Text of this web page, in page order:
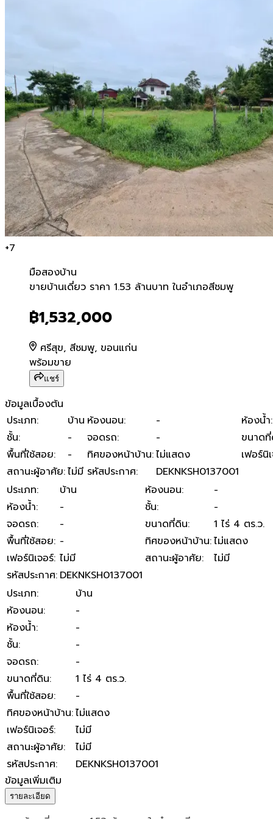
+7
มือสองบ้าน
ขายบ้านเดี่ยว ราคา 1.53 ล้า
ขายบ้านเดี่ยว ราคา 1.53 ล้านบาท ในอำเภอสีชมพู
฿1,532,000
ศรีสุข, สีชมพู, ขอนแก่น
พร้อมขาย
แชร์
ข้อมูลเบื้องต้น
ประเภท: บ้าน ห้องนอน: - ห้องน้ำ:
ชั้น: - จอดรถ: -
ขนาด
พื้นที่ใช้สอย: - ทิศของหน้าบ้าน:ไม่แสดง
เฟอร์นิ
สถานะผู้อาศัย:ไม่มี รหัสประกาศ:
DEKNKSH0137001
ประเภท: บ้าน ห้องนอน:
-
ห้องน้ำ: - ชั้น:
-
จอดรถ: - ขนาดที่ดิน:
1 ไร่ 4 ตร.ว.
พื้นที่ใช้สอย: - ทิศของหน้าบ้าน:ไม่แสดง
เฟอร์นิเจอร์: ไม่มี สถานะผู้อาศัย:
ไม่มี
รหัสประกาศ: DEKNKSH0137001
ประเภท:
บ้าน
ห้องนอน:
-
ห้องน้ำ:
-
ชั้น:
-
จอดรถ:
-
ขนาดที่ดิน:
1 ไร่ 4 ตร.ว.
พื้นที่ใช้สอย:
-
ทิศของหน้าบ้าน:ไม่แสดง
เฟอร์นิเจอร์:
ไม่มี
สถานะผู้อาศัย:
ไม่มี
รหัสประกาศ:
DEKNKSH0137001
ข้อมูลเพิ่มเติม
รายละเอียด